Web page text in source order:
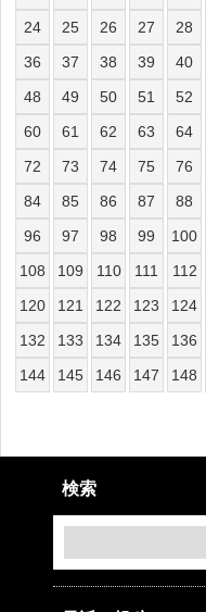
24
25 26 27 28
36
37 38 39 40
48
49 50 51 52
60
61 62 63 64
72
73 74 75 76
84
85 86 87 88
96
97 98 99 100
108
109 110 111 112
120
121 122 123 124
132
133 134 135 136
144
145 146 147 148
検索